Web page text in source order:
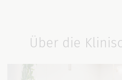
Über die